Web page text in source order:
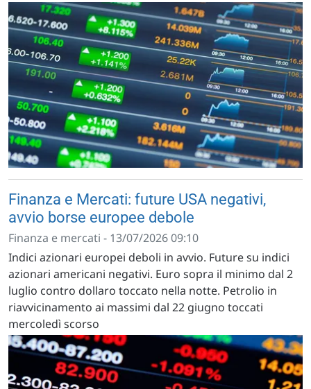
Finanza e Mercati: future USA negativi,
avvio borse europee debole
Finanza e mercati - 13/07/2026 09:10
Indici azionari europei deboli in avvio. Future su indici
azionari americani negativi. Euro sopra il minimo dal 2
luglio contro dollaro toccato nella notte. Petrolio in
riavvicinamento ai massimi dal 22 giugno toccati
mercoledì scorso